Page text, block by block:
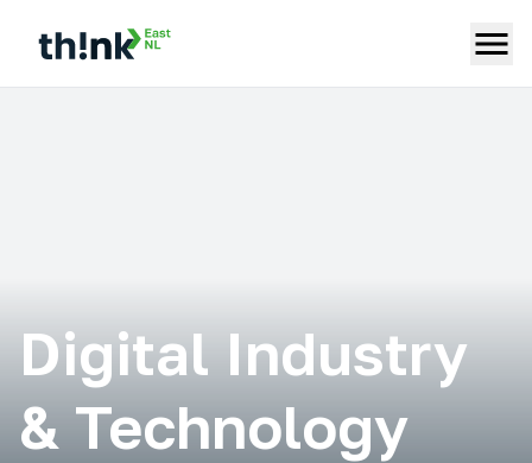
Digital Industry
& Technology